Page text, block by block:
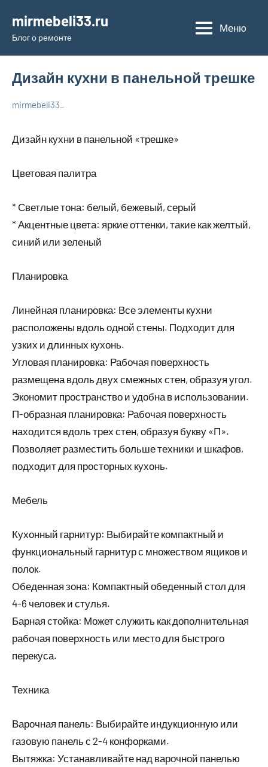
содержимому
mirmebeli33.ru
Блог о ремонте
Меню
Дизайн кухни в панельной трешке
ремонте и
2024
mirmebeli33_
Дизайн кухни в панельной «трешке»
Цветовая палитра
* Светлые тона: белый, бежевый, серый
* Акцентные цвета: яркие оттенки, такие как желтый,
синий или зеленый
Планировка
Линейная планировка: Все элементы кухни
расположены вдоль одной стены. Подходит для
узких и длинных кухонь.
Угловая планировка: Рабочая поверхность
размещена вдоль двух смежных стен, образуя угол.
Экономит пространство и удобна в использовании.
П-образная планировка: Рабочая поверхность
находится вдоль трех стен, образуя букву «П».
Позволяет разместить больше техники и шкафов,
подходит для просторных кухонь.
Мебель
Кухонный гарнитур: Выбирайте компактный и
функциональный гарнитур с множеством ящиков и
полок.
Обеденная зона: Компактный обеденный стол для
4-6 человек и стулья.
Барная стойка: Может служить как дополнительная
рабочая поверхность или место для быстрого
перекуса.
Техника
Варочная панель: Выбирайте индукционную или
газовую панель с 2-4 конфорками.
Вытяжка: Устанавливайте над варочной панелью